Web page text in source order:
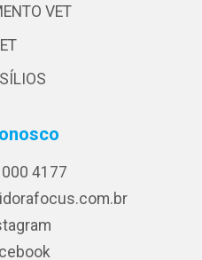
VET
4177